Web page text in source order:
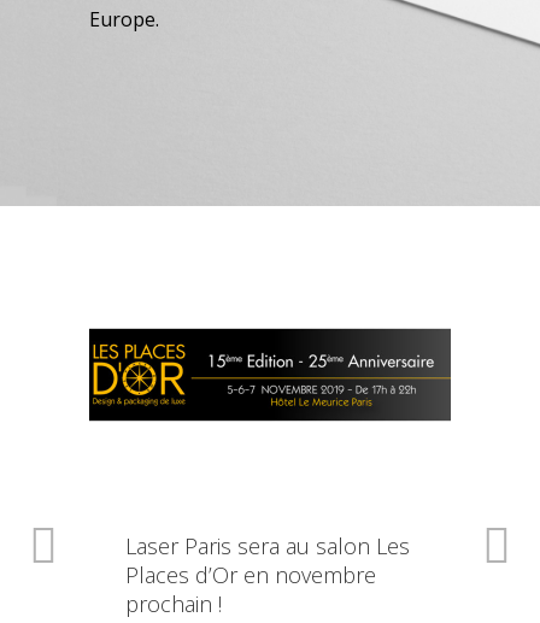
Europe.
Laser Paris sera au salon Les
Places d’Or en novembre
prochain !